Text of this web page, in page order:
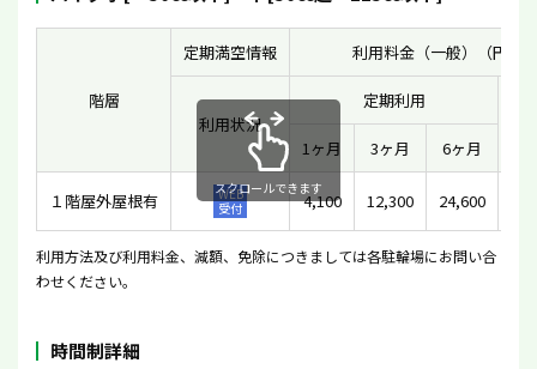
階層
定期満空情報 利用料金（一般）（円）
利用状況
定期利用
1ヶ月
3ヶ月 6ヶ月
１階屋外屋根有
WEB
受付
4,100 12,300 24,600
スクロールできます
利用方法及び利用料金、減額、免除につきましては各駐輪場にお問い合
わせください。
時間制詳細